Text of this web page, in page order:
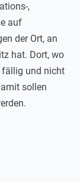
,
auf
der Ort, an
hat. Dort, wo
fällig und nicht
sollen